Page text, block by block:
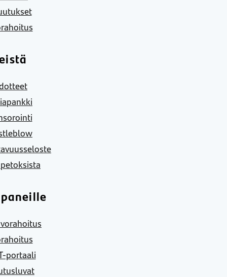
portaali